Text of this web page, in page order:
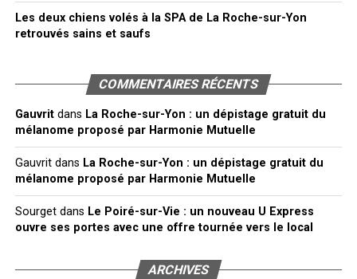
Les deux chiens volés à la SPA de La Roche-sur-Yon
retrouvés sains et saufs
COMMENTAIRES RÉCENTS
Gauvritdans La Roche-sur-Yon : un dépistage gratuit du
mélanome proposé par Harmonie Mutuelle
Gauvritdans La Roche-sur-Yon : un dépistage gratuit du
mélanome proposé par Harmonie Mutuelle
Sourgetdans Le Poiré-sur-Vie : un nouveau U Express
ouvre ses portes avec une offre tournée vers le local
ARCHIVES